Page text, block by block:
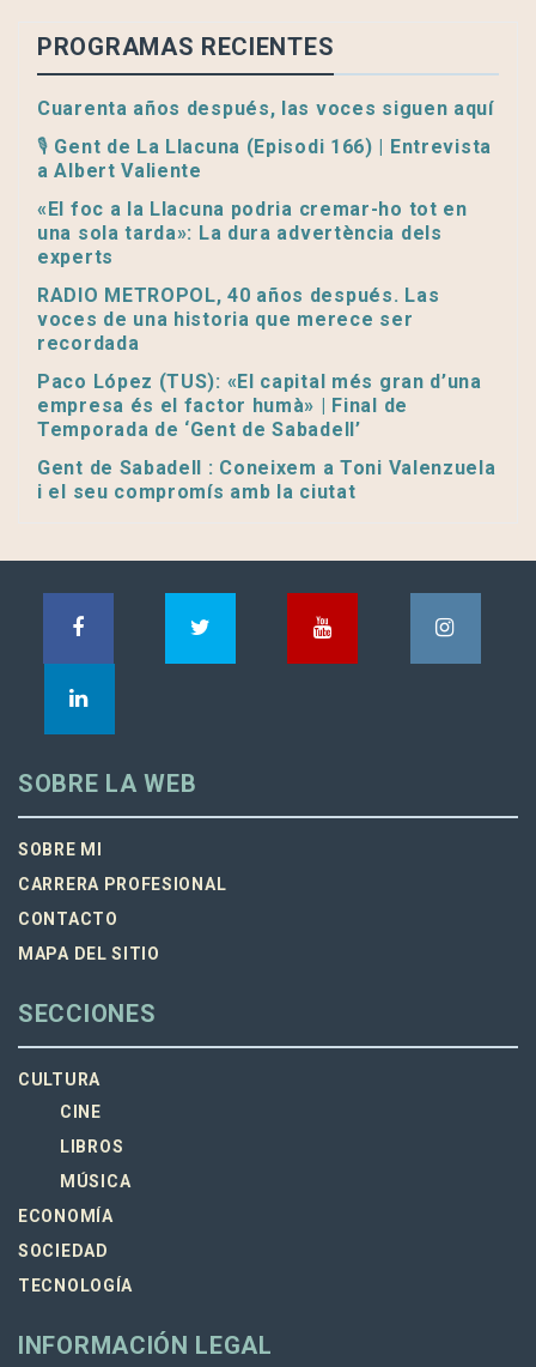
PROGRAMAS RECIENTES
Cuarenta años después, las voces siguen aquí
🎙️ Gent de La Llacuna (Episodi 166) | Entrevista
a Albert Valiente
«El foc a la Llacuna podria cremar-ho tot en
una sola tarda»: La dura advertència dels
experts
RADIO METROPOL, 40 años después. Las
voces de una historia que merece ser
recordada
Paco López (TUS): «El capital més gran d’una
empresa és el factor humà» | Final de
Temporada de ‘Gent de Sabadell’
Gent de Sabadell : Coneixem a Toni Valenzuela
i el seu compromís amb la ciutat
SOBRE LA WEB
SOBRE MI
CARRERA PROFESIONAL
CONTACTO
MAPA DEL SITIO
SECCIONES
CULTURA
CINE
LIBROS
MÚSICA
ECONOMÍA
SOCIEDAD
TECNOLOGÍA
INFORMACIÓN LEGAL